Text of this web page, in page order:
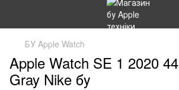
БУ Apple Watch
Apple Watch SE 1 2020
Gray Nike бу